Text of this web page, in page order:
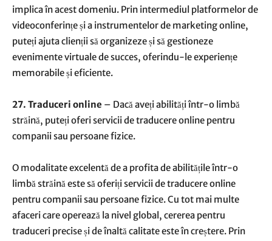
implica în acest domeniu. Prin intermediul platformelor de
videoconferințe și a instrumentelor de marketing online,
puteți ajuta clienții să organizeze și să gestioneze
evenimente virtuale de succes, oferindu-le experiențe
memorabile și eficiente.
27. Traduceri online – Dacă aveți abilități într-o limbă
străină, puteți oferi servicii de traducere online pentru
companii sau persoane fizice.
O modalitate excelentă de a profita de abilitățile într-o
limbă străină este să oferiți servicii de traducere online
pentru companii sau persoane fizice. Cu tot mai multe
afaceri care operează la nivel global, cererea pentru
traduceri precise și de înaltă calitate este în creștere. Prin